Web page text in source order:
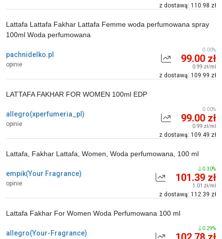
z dostawą: 110.98 zł
pachnidelko.pl
opinie
Lattafa Lattafa Fakhar Lattafa Femme woda perfumowana spray
100ml Woda perfumowana
99.00 zł
0.99 zł/ml
z dostawą: 109.99 zł
0.00%
allegro(xperfumeria_pl)
opinie
LATTAFA FAKHAR FOR WOMEN 100ml EDP
99.00 zł
0.99 zł/ml
z dostawą: 109.49 zł
0.00%
empik(Your Fragrance)
opinie
Lattafa, Fakhar Lattafa, Women, Woda perfumowana, 100 ml
101.39 zł
1.01 zł/ml
z dostawą: 112.39 zł
0.30%
allegro(Your-Fragrance)
Lattafa Fakhar For Women Woda Perfumowana 100 ml
0.29%